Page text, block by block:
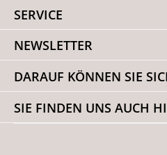
SERVICE
NEWSLETTER
DARAUF KÖNNEN SIE
SIE FINDEN UNS AUCH